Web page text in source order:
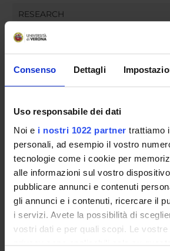
Consenso Dettagli
Uso responsabile dei dati
Noi e i nostri 1022 partner trattiamo
personali, ad esempio il vostro
tecnologie come i cookie per
alle informazioni sul vostro
pubblicare annunci e contenuti
gli annunci e i contenuti, ricercare il
i servizi. Avete la possibilità di
vostri dati e per quali scopi. Le
privacy sono applicabili solo su
RESEARCH
PUBLICATIONS
ASSIGNMENTS
ORGANISATION
GOVERNANCE
COMMITTEES
DEPARTMENT ADMINISTRATION
STUDENT ADMINISTRATION